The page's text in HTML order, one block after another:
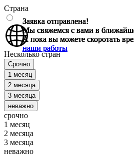
Страна
Несколько стран
Срочно
1 месяц
2 месяца
3 месяца
неважно
срочно
1 месяц
2 месяца
3 месяца
неважно
Заявка отправлена!
Мы свяжемся с вами в
А пока вы можете скоротать
наши работы
Заявка отправлена!
Мы свяжемся с вами в
А пока вы можете скоротать
наши работы
Заявка отправлена!
Мы свяжемся с вами в
А пока вы можете скоротать
наши работы
Заявка отправлена!
Мы свяжемся с вами в
А пока вы можете скоротать
наши работы
Заявка отправлена!
Мы свяжемся с вами в
А пока вы можете скоротать
наши работы